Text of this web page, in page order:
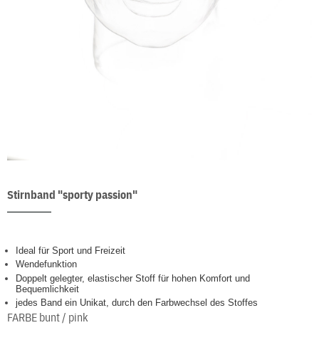
Stirnband "sporty passion"
Ideal für Sport und Freizeit
Wendefunktion
Doppelt gelegter, elastischer Stoff für hohen Komfort und
Bequemlichkeit
jedes Band ein Unikat, durch den Farbwechsel des Stoffes
FARBEbunt / pink